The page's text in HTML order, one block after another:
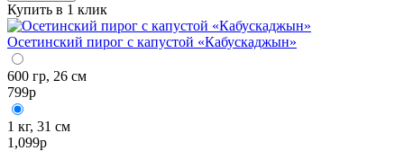
Купить в 1 клик
Осетинский пирог с капустой «Кабускаджын»
600 гр, 26 см
799р
1 кг, 31 см
1,099р